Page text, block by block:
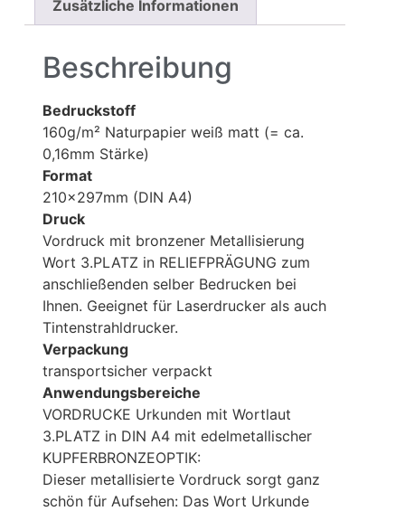
Zusätzliche Informationen
Beschreibung
Bedruckstoff
160g/m² Naturpapier weiß matt (= ca.
0,16mm Stärke)
Format
210x297mm (DIN A4)
Druck
Vordruck mit bronzener Metallisierung
Wort 3.PLATZ in RELIEFPRÄGUNG zum
anschließenden selber Bedrucken bei
Ihnen. Geeignet für Laserdrucker als auch
Tintenstrahldrucker.
Verpackung
transportsicher verpackt
Anwendungsbereiche
VORDRUCKE Urkunden mit Wortlaut
3.PLATZ in DIN A4 mit edelmetallischer
KUPFERBRONZEOPTIK:
Dieser metallisierte Vordruck sorgt ganz
schön für Aufsehen: Das Wort Urkunde